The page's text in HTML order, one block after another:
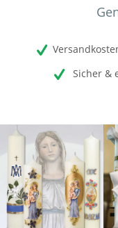
Sicher &